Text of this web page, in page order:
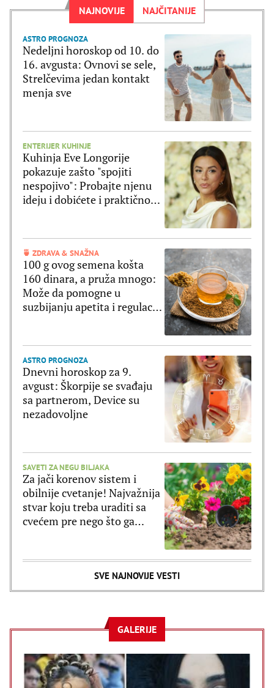
NAJNOVIJE NAJČITANIJE
ASTRO PROGNOZA
Nedeljni horoskop od 10. do
16. avgusta: Ovnovi se sele,
Strelčevima jedan kontakt
menja sve
ENTERIJER KUHINJE
Kuhinja Eve Longorije
pokazuje zašto "spojiti
nespojivo": Probajte njenu
ideju i dobićete i praktičnost
🍵 ZDRAVA & SNAŽNA
100 g ovog semena košta
160 dinara, a pruža mnogo:
Može da pomogne u
suzbijanju apetita i regulaciji
ASTRO PROGNOZA
Dnevni horoskop za 9.
avgust: Škorpije se svađaju
sa partnerom, Device su
nezadovoljne
SAVETI ZA NEGU BILJAKA
Za jači korenov sistem i
obilnije cvetanje! Najvažnija
stvar koju treba uraditi sa
cvećem pre nego što ga
SVE NAJNOVIJE VESTI
GALERIJE